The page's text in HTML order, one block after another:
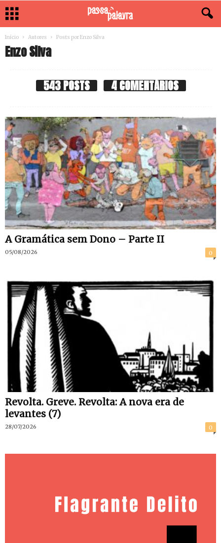
Início Autores Posts por Enzo Silva
Enzo Silva
543 POSTS 4 COMENTÁRIOS
A Gramática sem Dono – Parte II
05/08/2026 0
Revolta. Greve. Revolta: A nova era de
levantes (7)
28/07/2026 0